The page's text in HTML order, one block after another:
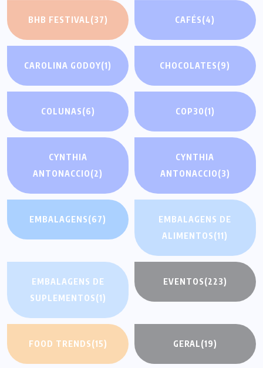
BHB FESTIVAL(37) CAFÉS(4)
CAROLINA GODOY(1) CHOCOLATES(9)
COLUNAS(6) COP30(1)
CYNTHIA
ANTONACCIO(2)
CYNTHIA
ANTONACCIO(3)
EMBALAGENS(67)
EMBALAGENS DE
ALIMENTOS(11)
EMBALAGENS DE
SUPLEMENTOS(1)
EVENTOS(223)
FOOD TRENDS(15) GERAL(19)